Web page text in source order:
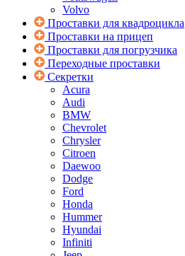
Volvo
Проставки для квадроцикла
Проставки на прицеп
Проставки для погрузчика
Переходные проставки
Секретки
Acura
Audi
BMW
Chevrolet
Chrysler
Citroen
Daewoo
Dodge
Ford
Honda
Hummer
Hyundai
Infiniti